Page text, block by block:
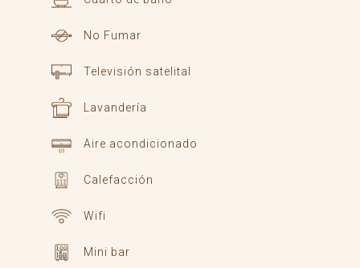
No Fumar
Televisión satelital
Lavandería
Aire acondicionado
Calefacción
Wifi
Mini bar